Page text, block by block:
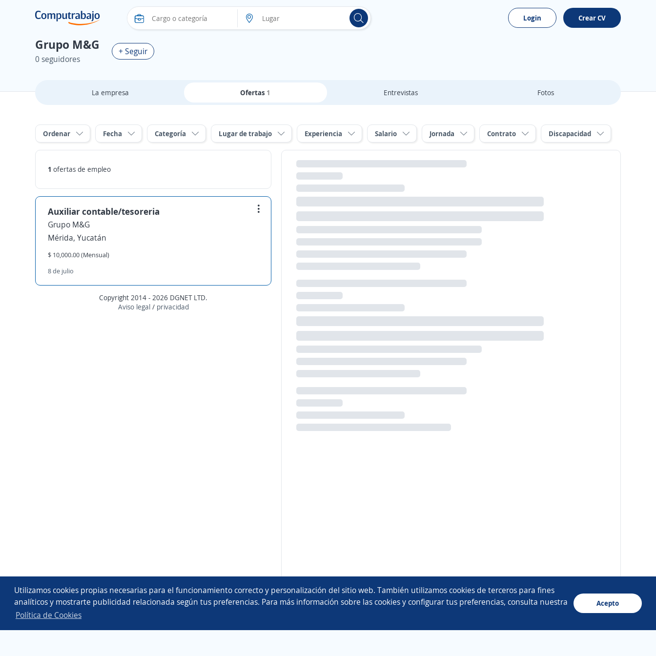
Utilizamos cookies propias necesarias para el funcionamiento correcto y personalización del sitio web. También utilizamos cookies de terceros para fines
analíticos y mostrarte publicidad relacionada según tus preferencias. Para más información sobre las cookies y configurar tus preferencias, consulta nuestra
Política de Cookies
Acepto
Login Crear CV
Grupo M&G
0 seguidores
+ Seguir
La empresa Ofertas 1 Entrevistas Fotos
Ordenar Fecha Categoría Lugar de trabajo Experiencia Salario Jornada Contrato Discapacidad
1 ofertas de empleo
Auxiliar contable/tesoreria
Grupo M&G
Mérida, Yucatán
$ 10,000.00 (Mensual)
8 de julio
Copyright 2014 - 2026 DGNET LTD.
Aviso legal/ privacidad